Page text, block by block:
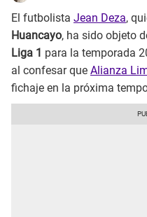
El futbolista Jean Deza,
Huancayo, ha sido objeto
Liga 1 para la temporada
al confesar que Alianza
fichaje en la próxima